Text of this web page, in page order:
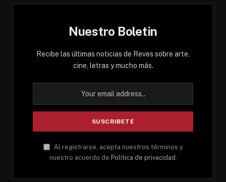
Nuestro Boletin
Recibe las últimas noticias de Reves sobre arte,
cine, letras y mucho más.
Al registrarse, acepta nuestros términos y
nuestro acuerdo de Política de privacidad